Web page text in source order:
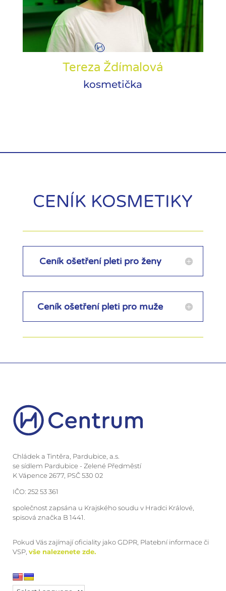
Tereza Ždímalová
kosmetička
CENÍK KOSMETIKY
Ceník ošetření pleti pro ženy
Ceník ošetření pleti pro muže
Chládek a Tintěra, Pardubice, a.s.
se sídlem Pardubice - Zelené Předměstí
K Vápence 2677, PSČ 530 02
IČO: 252 53 361
společnost zapsána u Krajského soudu v Hradci Králové,
spisová značka B 1441.
Pokud Vás zajímají oficiality jako GDPR, Platební informace či
VSP, vše nalezenete zde.